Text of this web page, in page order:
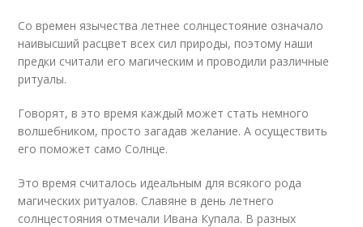
Со времен язычества летнее солнцестояние означало
наивысший расцвет всех сил природы, поэтому наши
предки считали его магическим и проводили различные
ритуалы.
Говорят, в это время каждый может стать немного
волшебником, просто загадав желание. А осуществить
его поможет само Солнце.
Это время считалось идеальным для всякого рода
магических ритуалов. Славяне в день летнего
солнцестояния отмечали Ивана Купала. В разных